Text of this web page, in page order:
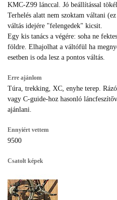
KMC-Z99 lánccal. Jó beállítással
Terhelés alatt nem szoktam váltani
váltás idejére "felengedek" kicsit.
Egy kis tanács a végére: soha ne
földre. Elhajolhat a váltófül ha
esetben is oda lesz a pontos váltás.
Erre ajánlom
Túra, trekking, XC, enyhe terep.
vagy C-guide-hoz hasonló
ajánlani.
Ennyiért vettem
9500
Csatolt képek